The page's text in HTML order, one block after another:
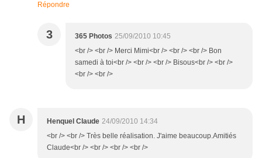
Répondre
3 365 Photos 25/09/2010 10:45
<br /> <br /> Merci Mimi<br /> <br /> <br /> Bon
samedi à toi<br /> <br /> <br /> Bisous<br /> <br />
<br /> <br />
H Henquel Claude 24/09/2010 14:34
<br /> <br /> Très belle réalisation. J'aime beaucoup.Amitiés
Claude<br /> <br /> <br /> <br />